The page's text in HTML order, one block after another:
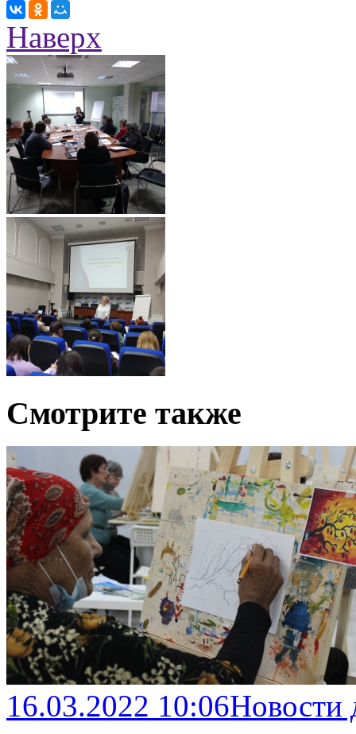
Наверх
Смотрите также
16.03.2022 10:06